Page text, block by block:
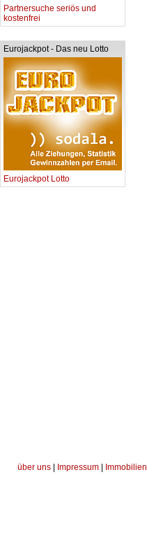
Partnersuche seriös und
kostenfrei
Eurojackpot - Das neu Lotto
Eurojackpot Lotto
über uns Impressum Immobilien